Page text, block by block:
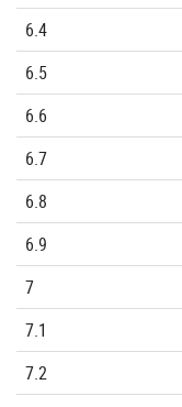
6.4
6.5
6.6
6.7
6.8
6.9
7
7.1
7.2